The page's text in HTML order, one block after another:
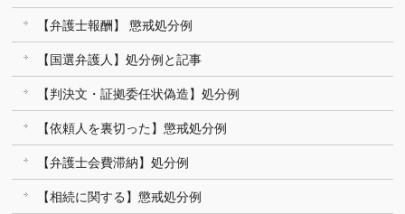
【弁護士報酬】 懲戒処分例
【国選弁護人】処分例と記事
【判決文・証拠委任状偽造】処分例
【依頼人を裏切った】懲戒処分例
【弁護士会費滞納】処分例
【相続に関する】懲戒処分例